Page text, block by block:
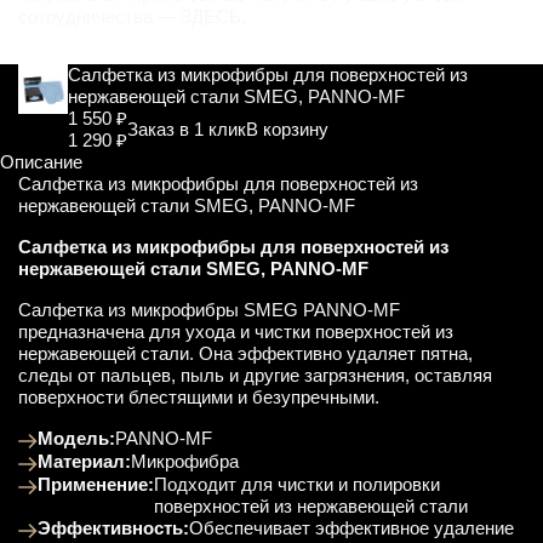
Салфетка из микрофибры для поверхностей из
нержавеющей стали SMEG, PANNO-MF
1 290 ₽
1 550 ₽
Заказ в 1 кликВ корзину
Описание
Салфетка из микрофибры для поверхностей из
нержавеющей стали SMEG, PANNO-MF
Салфетка из микрофибры для поверхностей из
нержавеющей стали SMEG, PANNO-MF
Салфетка из микрофибры SMEG PANNO-MF
предназначена для ухода и чистки поверхностей из
нержавеющей стали. Она эффективно удаляет пятна,
следы от пальцев, пыль и другие загрязнения, оставляя
поверхности блестящими и безупречными.
Модель:PANNO-MF
Материал:Микрофибра
Применение:Подходит для чистки и полировки
поверхностей из нержавеющей стали
Эффективность:Обеспечивает эффективное удаление